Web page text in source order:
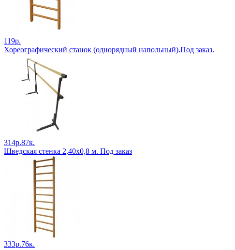
119р.
Хореографический станок (однорядный напольный).Под заказ.
314р.87к.
Шведская стенка 2,40х0,8 м. Под заказ
333р.76к.